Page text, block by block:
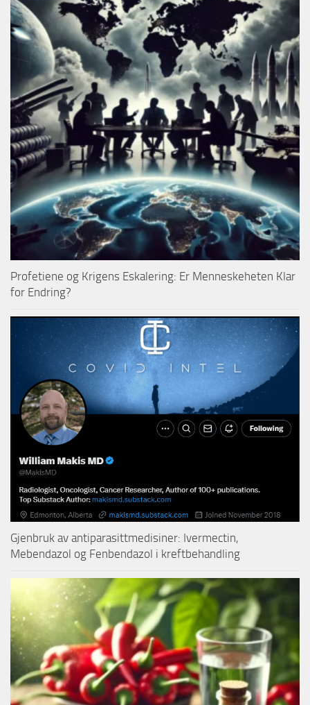
Profetiene og Krigens Eskalering: Er Menneskeheten Klar
for Endring?
Gjenbruk av antiparasittmedisiner: Ivermectin,
Mebendazol og Fenbendazol i kreftbehandling